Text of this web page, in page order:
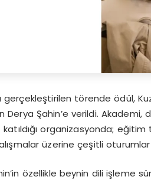
gerçekleştirilen törende ödül,
Derya Şahin’e verildi.
organizasyonda;
üzerine çeşitli
özellikle beynin dili işleme